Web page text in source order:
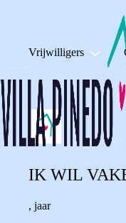
Vrijwilligers
IK WIL
, jaar